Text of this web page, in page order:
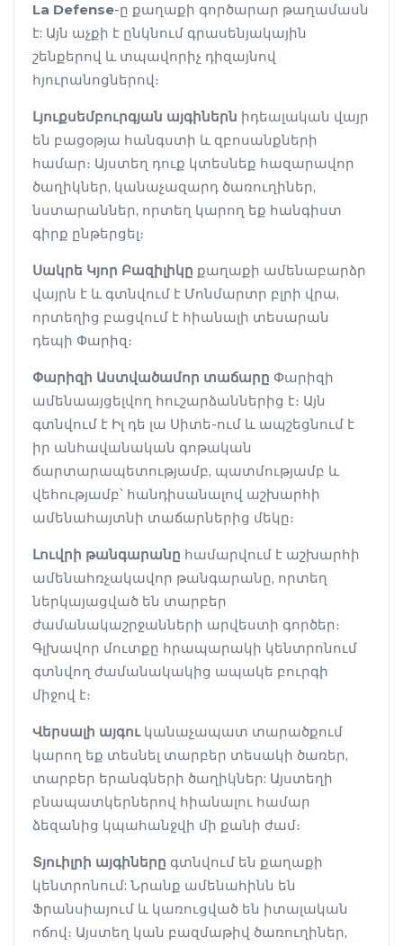
La Defense-ը քաղաքի գործարար թաղամասն
է: Այն աչքի է ընկնում գրասենյակային
շենքերով և տպավորիչ դիզայնով
հյուրանոցներով։
Լյուքսեմբուրգյան այգիներն իդեալական վայր
են բացօթյա հանգստի և զբոսանքների
համար։ Այստեղ դուք կտեսնեք հազարավոր
ծաղիկներ, կանաչազարդ ծառուղիներ,
նստարաններ, որտեղ կարող եք հանգիստ
գիրք ընթերցել։
Սակրե Կյոր Բազիլիկը քաղաքի ամենաբարձր
վայրն է և գտնվում է Մոնմարտր բլրի վրա,
որտեղից բացվում է հիանալի տեսարան
դեպի Փարիզ։
Փարիզի Աստվածամոր տաճարը Փարիզի
ամենաայցելվող հուշարձաններից է։ Այն
գտնվում է Իլ դե լա Սիտե-ում և ապշեցնում է
իր անհավանական գոթական
ճարտարապետությամբ, պատմությամբ և
վեհությամբ՝ հանդիսանալով աշխարհի
ամենահայտնի տաճարներից մեկը։
Լուվրի թանգարանը համարվում է աշխարհի
ամենահռչակավոր թանգարանը, որտեղ
ներկայացված են տարբեր
ժամանակաշրջանների արվեստի գործեր։
Գլխավոր մուտքը հրապարակի կենտրոնում
գտնվող ժամանակակից ապակե բուրգի
միջով է։
Վերսալի այգուկանաչապատ տարածքում
կարող եք տեսնել տարբեր տեսակի ծառեր,
տարբեր երանգների ծաղիկներ: Այստեղի
բնապատկերներով հիանալու համար
ձեզանից կպահանջվի մի քանի ժամ։
Տյուիլրի այգիները գտնվում են քաղաքի
կենտրոնում: Նրանք ամենահինն են
Ֆրանսիայում և կառուցված են իտալական
ոճով։ Այստեղ կան բազմաթիվ ծառուղիներ,